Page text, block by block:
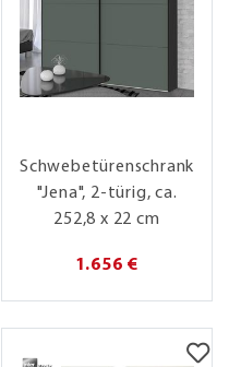
Schwebetürenschrank
"Jena", 2-türig, ca.
252,8 x 22 cm
1.656 €